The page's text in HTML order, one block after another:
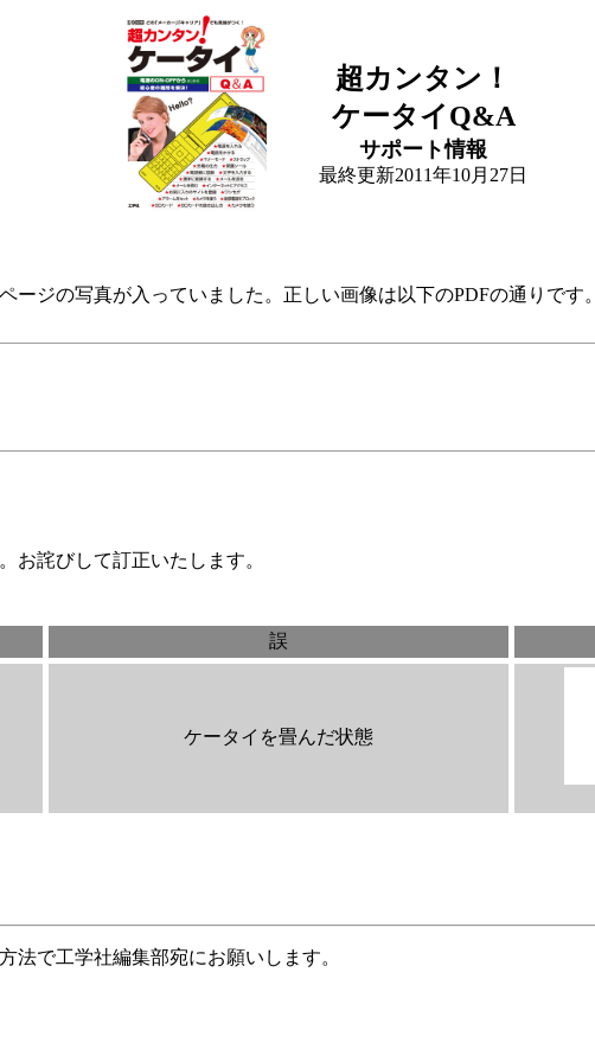
超カンタン！
ケータイQ&A
サポート情報
最終更新2011年10月27日
ージの写真が入っていました。正しい画像は以下のPDFの通りです。
詫びして訂正いたします。
誤
ケータイを畳んだ状態
法で工学社編集部宛にお願いします。